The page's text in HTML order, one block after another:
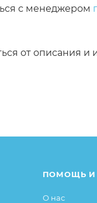
с менеджером
от описания
ПОМОЩЬ И
О нас